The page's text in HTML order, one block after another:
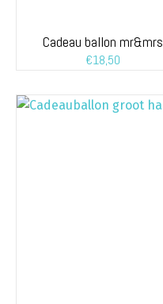
Cadeau ballon mr&mrs
€18,50